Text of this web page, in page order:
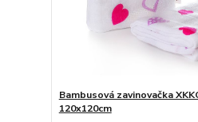
Bambusová zavinovačka
120x120cm